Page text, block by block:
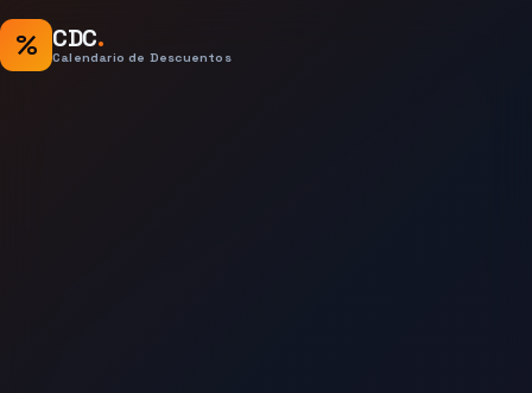
% CDC.
Calendario de Descuentos